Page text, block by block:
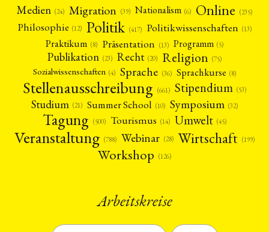
ANGEBOTE
Medien (24) Migration (39) Nationalism (6) Online (235)
Philosophie (12) Politik (417) Politikwissenschaften (13)
Praktikum (8) Präsentation (13) Programm (5)
Publikation (23) Recht (20) Religion (75)
Sozialwissenschaften (4) Sprache (36) Sprachkurse (8)
Stellenausschreibung (661) Stipendium (53)
Studium (21) Summer School (10) Symposium (32)
Tagung (500) Tourismus (14) Umwelt (45)
Veranstaltung (788) Webinar (28) Wirtschaft (199)
Workshop (126)
Arbeitskreise